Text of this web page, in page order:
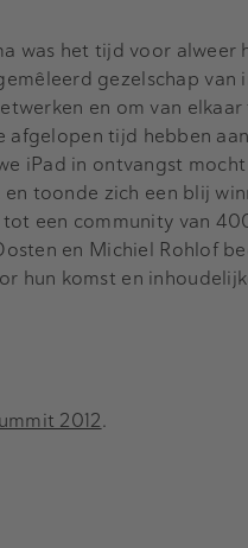
was het tijd voor alweer
gezelschap van
en om van
afgelopen tijd hebben
iPad in ontvangst
toonde zich een blij
een community van
en Michiel Rohlof
hun komst en
2012.